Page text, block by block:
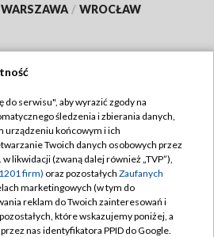
WARSZAWA / WROCŁAW
TVP
Regulamin TVP
prywatności
Moje zgody
Pomoc
serwisu", aby wyrazić zgody na
śledzenia i zbierania danych,
urządzeniu końcowym i ich
Twoich danych osobowych przez
likwidacji (zwaną dalej również „TVP”),
firm) oraz pozostałych Zaufanych
marketingowych (w tym do
reklam do Twoich zainteresowań i
które wskazujemy poniżej, a
nas identyfikatora PPID do Google.